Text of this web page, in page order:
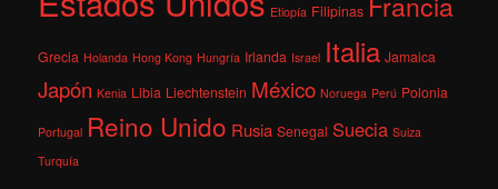
Etiopía Filipinas
Grecia Holanda Hong Kong Hungría Irlanda Israel Italia Jamaica
Japón Kenia Libia Liechtenstein México Noruega Perú Polonia
Portugal Reino Unido Rusia Senegal Suecia Suiza
Turquía